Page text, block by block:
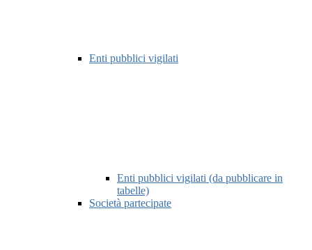
Enti pubblici vigilati
Enti pubblici vigilati (da pubblicare in
tabelle)
Società partecipate